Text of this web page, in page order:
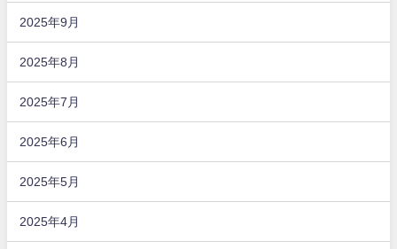
2025年9月
2025年8月
2025年7月
2025年6月
2025年5月
2025年4月